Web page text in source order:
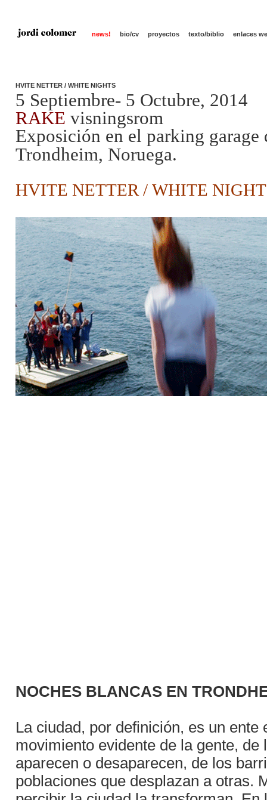
news! bio/cv proyectos texto/biblio enlaces
HVITE NETTER / WHITE NIGHTS
5 Septiembre- 5 Octubre, 2014
RAKE visningsrom
Exposición en el parking garage
Trondheim, Noruega.
HVITE NETTER / WHITE
NOCHES BLANCAS EN
La ciudad, por definición, es un
movimiento evidente de la gente,
aparecen o desaparecen, de los
poblaciones que desplazan a otras.